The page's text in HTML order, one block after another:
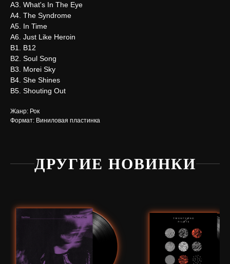
А3. What's In The Eye
А4. The Syndrome
А5. In Time
А6. Just Like Heroin
В1. B12
В2. Soul Song
В3. Morei Sky
В4. She Shines
В5. Shouting Out
Жанр: Рок
Формат: Виниловая пластинка
ДРУГИЕ НОВИНКИ